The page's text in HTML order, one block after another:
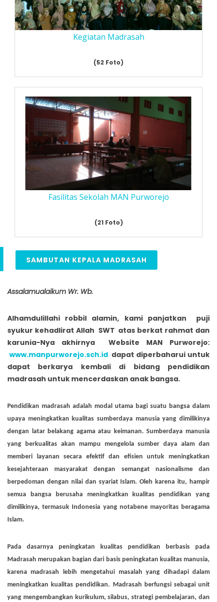
Kegiatan Madrasah
(52 Foto)
Fasilitas Sekolah MAN Purworejo
(21 Foto)
SAMBUTAN KEPALA MADRASAH
Assalamualaikum Wr. Wb.
Alhamdulillahi robbil alamin, kami panjatkan puji
syukur kehadlirat Allah SWT atas berkat rahmat dan
karunia-Nya akhirnya Website MAN Purworejo:
www.manpurworejo.sch.id dapat diperbaharui untuk
dapat berkarya kembali di bidang pendidikan
madrasah untuk mencerdaskan anak bangsa.
Pendidikan madrasah adalah modal utama bagi suatu bangsa dalam
upaya meningkatkan kualitas sumberdaya manusia yang dimilikinya
dengan latar belakang agama atau keimanan. Sumberdaya manusia
yang berkualitas akan mampu mengelola sumber daya alam dan
memberi layanan secara efektif dan efisien untuk meningkatkan
kesejahteraan masyarakat dengan semangat nasionalisme dan
berpedoman dengan nilai dan syariat Islam. Oleh karena itu, hampir
semua bangsa berusaha meningkatkan kualitas pendidikan yang
dimilikinya, termasuk Indonesia yang notabene mayoritas beragama
Islam.
Pada dasarnya peningkatan kualitas pendidikan berbasis pada
Madrasah merupakan bagian dari basis peningkatan kualitas manusia,
karena madrasah lebih mengetahui masalah yang dihadapi dalam
meningkatkan kualitas pendidikan. Madrasah berfungsi sebagai unit
yang mengembangkan kurikulum, silabus, strategi pembelajaran, dan